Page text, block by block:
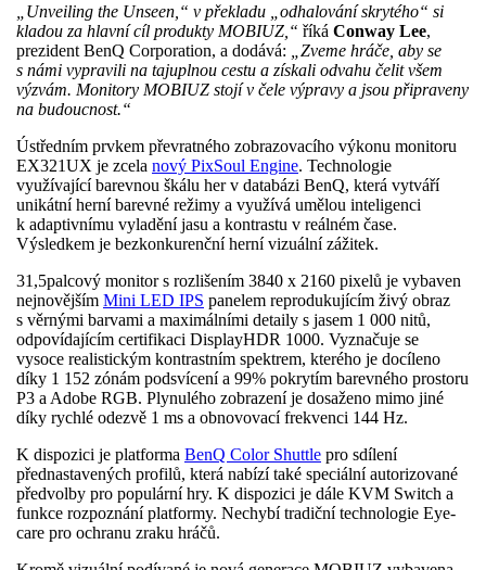
„Unveiling the Unseen,“ v překladu „odhalování skrytého“ si
kladou za hlavní cíl produkty MOBIUZ,“ říká Conway Lee,
prezident BenQ Corporation, a dodává:
„Zveme hráče, aby se
s námi vypravili na tajuplnou cestu a získali odvahu čelit všem
výzvám. Monitory MOBIUZ stojí v čele výpravy a jsou připraveny
na budoucnost.“
Ústředním prvkem převratného zobrazovacího výkonu monitoru
EX321UX je zcela nový PixSoul Engine. Technologie
využívající barevnou škálu her v databázi BenQ, která vytváří
unikátní herní barevné režimy a využívá umělou inteligenci
k adaptivnímu vyladění jasu a kontrastu v reálném čase.
Výsledkem je bezkonkurenční herní vizuální zážitek.
31,5palcový monitor s rozlišením 3840 x 2160 pixelů je vybaven
nejnovějším Mini LED IPS panelem reprodukujícím živý obraz
s věrnými barvami a maximálními detaily s jasem 1 000 nitů,
odpovídajícím certifikaci DisplayHDR 1000. Vyznačuje se
vysoce realistickým kontrastním spektrem, kterého je docíleno
díky 1 152 zónám podsvícení a 99% pokrytím barevného prostoru
P3 a Adobe RGB. Plynulého zobrazení je dosaženo mimo jiné
díky rychlé odezvě 1 ms a obnovovací frekvenci 144 Hz.
K dispozici je platforma BenQ Color Shuttle pro sdílení
přednastavených profilů, která nabízí také speciální autorizované
předvolby pro populární hry. K dispozici je dále KVM Switch a
funkce rozpoznání platformy. Nechybí tradiční technologie Eye-
care pro ochranu zraku hráčů.